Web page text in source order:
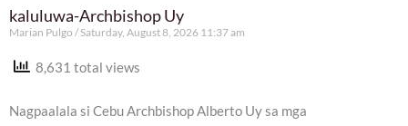
kaluluwa-Archbishop Uy
Marian Pulgo Saturday, August 8, 2026 11:37 am
8,631 total views
Nagpaalala si Cebu Archbishop Alberto Uy sa mga